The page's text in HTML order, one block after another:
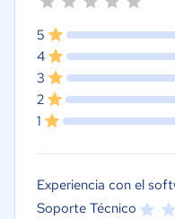
5
4
3
2
1
Experiencia con el
Soporte Técnico